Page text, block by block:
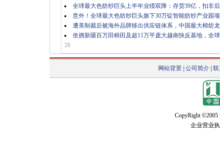
全球最大色纺纱巨头上半年业绩双降：存货39亿，扣非
意外！全球最大色纺纱巨头旗下30万锭智能纺纱产业园
遭美制裁后被海外品牌移出供应链体系，中国最大棉纺
坐拥新疆百万田棉田及超11万平庞大越南快反基地，全
28
网站背景| 公司简介| 联
CopyRight ©2005
企业营业